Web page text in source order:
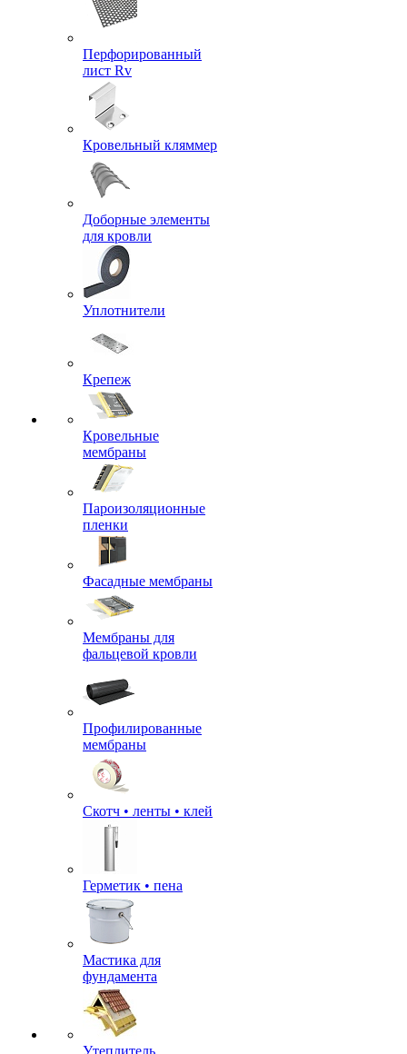
Перфорированный
лист Rv
Кровельный кляммер
Доборные элементы
для кровли
Уплотнители
Крепеж
Кровельные
мембраны
Пароизоляционные
пленки
Фасадные мембраны
Мембраны для
фальцевой кровли
Профилированные
мембраны
Скотч • ленты • клей
Герметик • пена
Мастика для
фундамента
Утеплитель